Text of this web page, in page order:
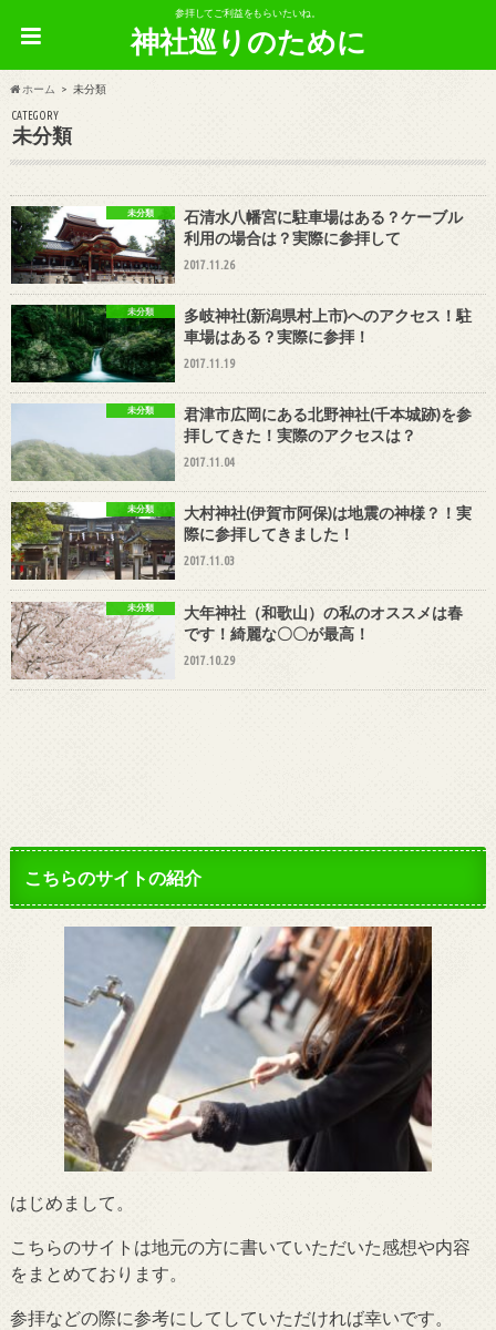
参拝してご利益をもらいたいね。
神社巡りのために
ホーム 未分類
CATEGORY
未分類
未分類
石清水八幡宮に駐車場はある？ケーブル
利用の場合は？実際に参拝して
2017.11.26
未分類
多岐神社(新潟県村上市)へのアクセス！駐
車場はある？実際に参拝！
2017.11.19
未分類
君津市広岡にある北野神社(千本城跡)を参
拝してきた！実際のアクセスは？
2017.11.04
未分類
大村神社(伊賀市阿保)は地震の神様？！実
際に参拝してきました！
2017.11.03
未分類
大年神社（和歌山）の私のオススメは春
です！綺麗な〇〇が最高！
2017.10.29
こちらのサイトの紹介
はじめまして。
こちらのサイトは地元の方に書いていただいた感想や内容
をまとめております。
参拝などの際に参考にしてしていただければ幸いです。